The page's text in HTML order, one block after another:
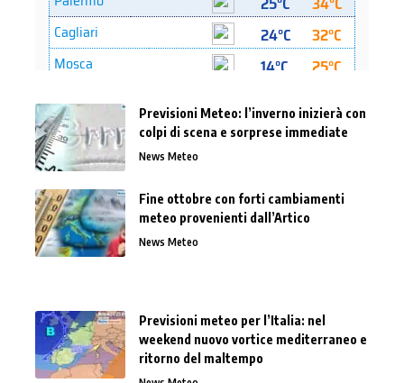
Previsioni Meteo: l’inverno inizierà con
colpi di scena e sorprese immediate
News Meteo
Fine ottobre con forti cambiamenti
meteo provenienti dall’Artico
News Meteo
Previsioni meteo per l’Italia: nel
weekend nuovo vortice mediterraneo e
ritorno del maltempo